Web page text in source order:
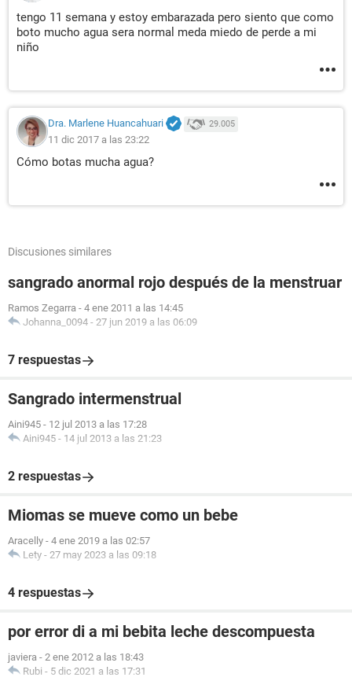
tengo 11 semana y estoy embarazada pero siento que como
boto mucho agua sera normal meda miedo de perde a mi
niño
Dra. Marlene Huancahuari 29.005
11 dic 2017 a las 23:22
Cómo botas mucha agua?
Discusiones similares
sangrado anormal rojo después de la menstruar
Ramos Zegarra - 4 ene 2011 a las 14:45
Johanna_0094 - 27 jun 2019 a las 06:09
7 respuestas
Sangrado intermenstrual
Aini945 - 12 jul 2013 a las 17:28
Aini945 - 14 jul 2013 a las 21:23
2 respuestas
Miomas se mueve como un bebe
Aracelly - 4 ene 2019 a las 02:57
Lety - 27 may 2023 a las 09:18
4 respuestas
por error di a mi bebita leche descompuesta
javiera - 2 ene 2012 a las 18:43
Rubi - 5 dic 2021 a las 17:31